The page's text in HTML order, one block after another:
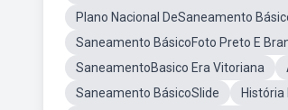
Plano Nacional DeSaneamento
Saneamento BásicoFoto Preto E
SaneamentoBasico Era Vitoriana
Saneamento BásicoSlide
História